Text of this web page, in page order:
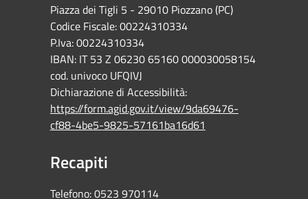
Piazza dei Tigli 5 - 29010 Piozzano (PC)
Codice Fiscale: 00224310334
P.Iva: 00224310334
IBAN: IT 53 Z 06230 65160 000030058154
cod. univoco UFQIVJ
Dichiarazione di Accessibilità:
https://form.agid.gov.it/view/9da69476-
cf88-4be5-9825-57161ba16d61
Recapiti
Telefono:0523 970114